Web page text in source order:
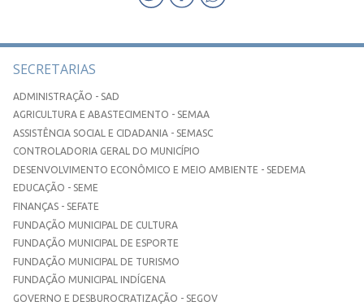
SECRETARIAS
ADMINISTRAÇÃO - SAD
AGRICULTURA E ABASTECIMENTO - SEMAA
ASSISTÊNCIA SOCIAL E CIDADANIA - SEMASC
CONTROLADORIA GERAL DO MUNICÍPIO
DESENVOLVIMENTO ECONÔMICO E MEIO AMBIENTE - SEDEMA
EDUCAÇÃO - SEME
FINANÇAS - SEFATE
FUNDAÇÃO MUNICIPAL DE CULTURA
FUNDAÇÃO MUNICIPAL DE ESPORTE
FUNDAÇÃO MUNICIPAL DE TURISMO
FUNDAÇÃO MUNICIPAL INDÍGENA
GOVERNO E DESBUROCRATIZAÇÃO - SEGOV